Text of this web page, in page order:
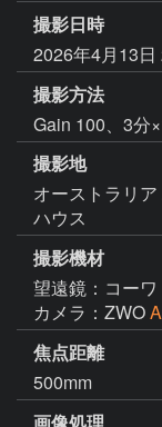
撮影日時
2026年4月13
撮影方法
Gain 100、3分
撮影地
オーストラリ
ハウス
撮影機材
望遠鏡：コーワ
カメラ：ZWO
焦点距離
500mm
画像処理